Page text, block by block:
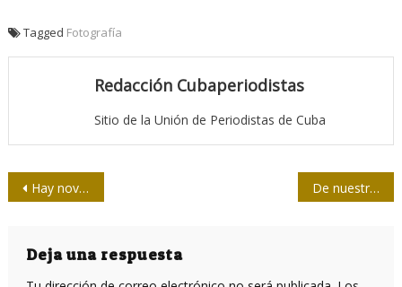
Tagged Fotografía
Redacción Cubaperiodistas
Sitio de la Unión de Periodistas de Cuba
Navegación
entradas
Hay novelas que realmente son historias De nuestra prensa en 14F / Amores sobre el pavimento
Deja una respuesta